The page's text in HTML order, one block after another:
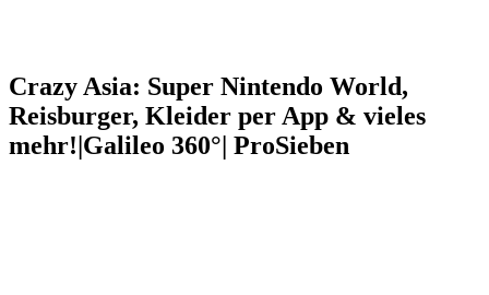
Crazy Asia: Super Nintendo World,
Reisburger, Kleider per App & vieles
mehr!|Galileo 360°| ProSieben